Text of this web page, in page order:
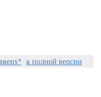
к полной версии